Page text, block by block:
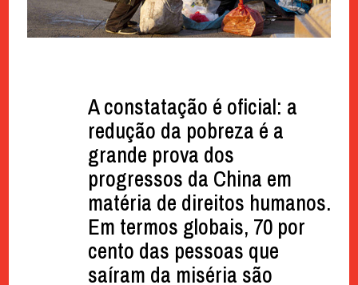
A constatação é oficial: a
redução da pobreza é a
grande prova dos
progressos da China em
matéria de direitos humanos.
Em termos globais, 70 por
cento das pessoas que
saíram da miséria são